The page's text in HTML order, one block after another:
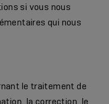
si vous nous
qui nous
le traitement de
la correction, le